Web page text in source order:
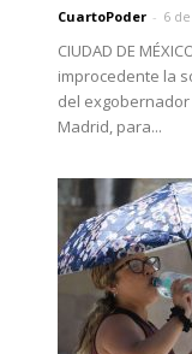
CuartoPoder - 6
CIUDAD DE
improcedente la
del
Madrid, para...